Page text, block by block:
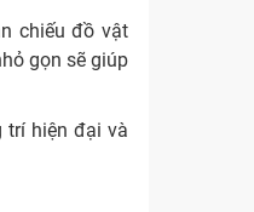
chiếu đồ vật
gọn sẽ giúp
trí hiện đại và